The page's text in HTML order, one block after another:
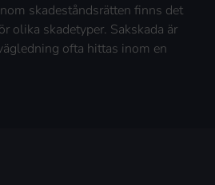
skadeståndsrätten finns det
olika skadetyper. Sakskada är
ofta hittas inom en